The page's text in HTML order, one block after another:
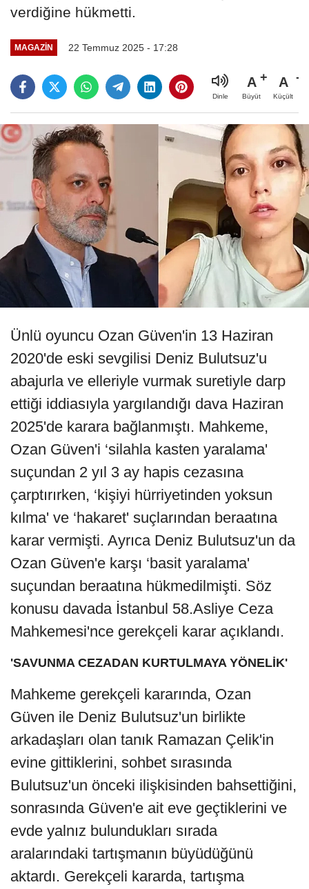
verdiğine hükmetti.
MAGAZIN 22 Temmuz 2025 - 17:28
Dinle
A
Büyüt
A
Küçült
Ünlü oyuncu Ozan Güven'in 13 Haziran
2020'de eski sevgilisi Deniz Bulutsuz'u
abajurla ve elleriyle vurmak suretiyle darp
ettiği iddiasıyla yargılandığı dava Haziran
2025'de karara bağlanmıştı. Mahkeme,
Ozan Güven'i ‘silahla kasten yaralama'
suçundan 2 yıl 3 ay hapis cezasına
çarptırırken, ‘kişiyi hürriyetinden yoksun
kılma' ve ‘hakaret' suçlarından beraatına
karar vermişti. Ayrıca Deniz Bulutsuz'un da
Ozan Güven'e karşı ‘basit yaralama'
suçundan beraatına hükmedilmişti. Söz
konusu davada İstanbul 58.Asliye Ceza
Mahkemesi'nce gerekçeli karar açıklandı.
'SAVUNMA CEZADAN KURTULMAYA YÖNELİK'
Mahkeme gerekçeli kararında, Ozan
Güven ile Deniz Bulutsuz'un birlikte
arkadaşları olan tanık Ramazan Çelik'in
evine gittiklerini, sohbet sırasında
Bulutsuz'un önceki ilişkisinden bahsettiğini,
sonrasında Güven'e ait eve geçtiklerini ve
evde yalnız bulundukları sırada
aralarındaki tartışmanın büyüdüğünü
aktardı. Gerekçeli kararda, tartışma